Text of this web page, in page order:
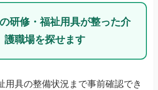
研修・福祉用具が整った介
護職場を探せます
用具の整備状況まで事前確認でき